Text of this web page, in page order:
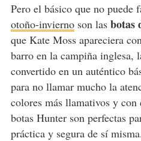
Pero el básico que no puede
otoño-inviernoson lasbotas
que Kate Moss apareciera
barro en la campiña inglesa,
convertido en un auténtico
para no llamar mucho la
colores más llamativos y con
botas Hunter son perfectas
práctica y segura de sí misma.